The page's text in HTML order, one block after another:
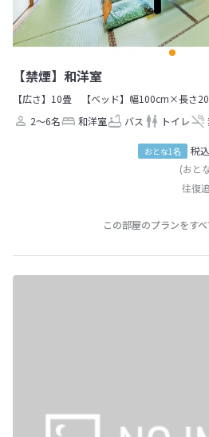
【禁煙】和洋室
【広さ】10畳
【ベッド】幅100cm×長さ
2～6名
和洋室 バス トイレ
おとな1名 税込
(おと
往復
この部屋のプランをす